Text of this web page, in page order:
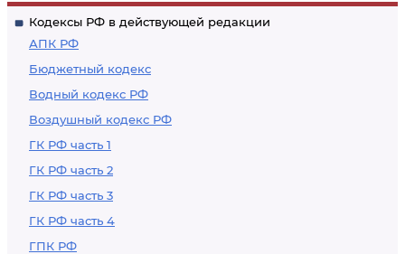
Кодексы РФ в действующей редакции
АПК РФ
Бюджетный кодекс
Водный кодекс РФ
Воздушный кодекс РФ
ГК РФ часть 1
ГК РФ часть 2
ГК РФ часть 3
ГК РФ часть 4
ГПК РФ